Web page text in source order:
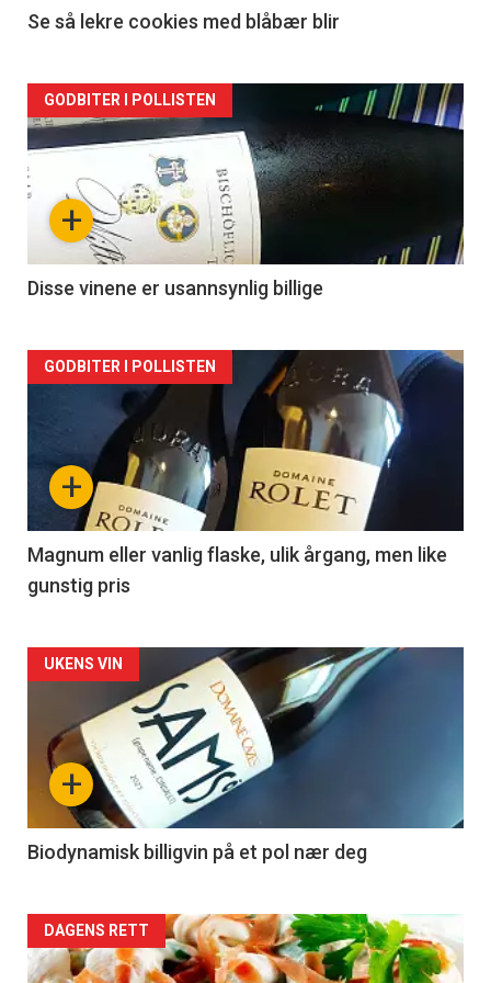
Se så lekre cookies med blåbær blir
Forsiden
akkurat
nå
2
+
GODBITER I POLLISTEN
Disse vinene er usannsynlig billige
Forsiden
akkurat
nå
3
+
GODBITER I POLLISTEN
Magnum eller vanlig flaske, ulik årgang, men like
gunstig pris
Forsiden
akkurat
nå
4
+
UKENS VIN
Biodynamisk billigvin på et pol nær deg
Forsiden
DAGENS RETT